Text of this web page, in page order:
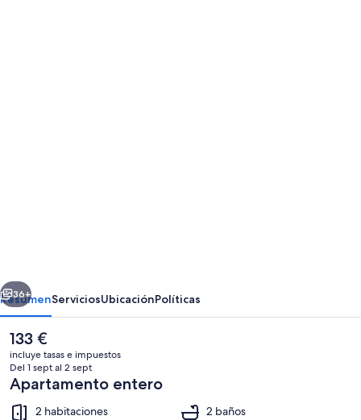
Hot
Springs
Siguiente
36+
ResumenServiciosUbicaciónPolíticas
El
precio
actual
es
de
133 €
133 €
incluye tasas e impuestos
Del 1 sept al 2 sept
Apartamento entero
2 habitaciones
2 baños